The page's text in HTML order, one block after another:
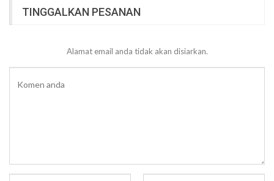
TINGGALKAN PESANAN
Alamat email anda tidak akan disiarkan.